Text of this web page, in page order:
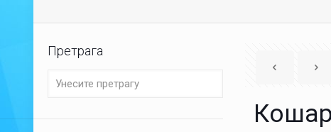
Претрага